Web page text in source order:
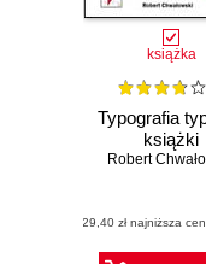
książka
Typografia
książki
Robert
(29,40 zł najniższa